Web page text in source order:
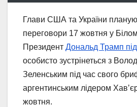
Глави США та України
переговори 17 жовтня у
Президент Дональд Трамп
особисто зустрінеться з
Зеленським під час свого
аргентинським лідером
жовтня.